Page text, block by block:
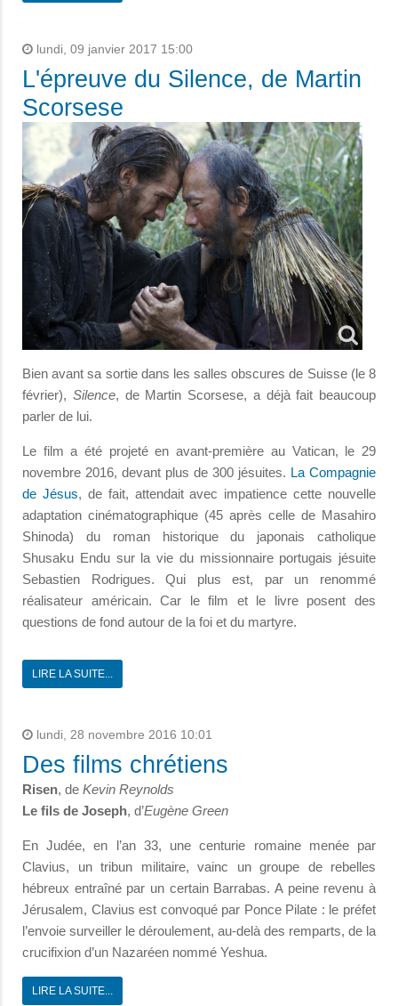
lundi, 09 janvier 2017 15:00
L'épreuve du Silence, de Martin
Scorsese
Bien avant sa sortie dans les salles obscures de Suisse (le 8
février), Silence, de Martin Scorsese, a déjà fait beaucoup
parler de lui.
Le film a été projeté en avant-première au Vatican, le 29
novembre 2016, devant plus de 300 jésuites. La Compagnie
de Jésus, de fait, attendait avec impatience cette nouvelle
adaptation cinématographique (45 après celle de Masahiro
Shinoda) du roman historique du japonais catholique
Shusaku Endu sur la vie du missionnaire portugais jésuite
Sebastien Rodrigues. Qui plus est, par un renommé
réalisateur américain. Car le film et le livre posent des
questions de fond autour de la foi et du martyre.
LIRE LA SUITE...
lundi, 28 novembre 2016 10:01
Des films chrétiens
Risen, de Kevin Reynolds
Le fils de Joseph, d’Eugène Green
En Judée, en l’an 33, une centurie romaine menée par
Clavius, un tribun militaire, vainc un groupe de rebelles
hébreux entraîné par un certain Barrabas. A peine revenu à
Jérusalem, Clavius est convoqué par Ponce Pilate : le préfet
l’envoie surveiller le déroulement, au-delà des remparts, de la
crucifixion d’un Nazaréen nommé Yeshua.
LIRE LA SUITE...